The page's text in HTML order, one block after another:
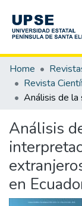
Communities &
All of DSpace
Statistics
Home
Análisis
en